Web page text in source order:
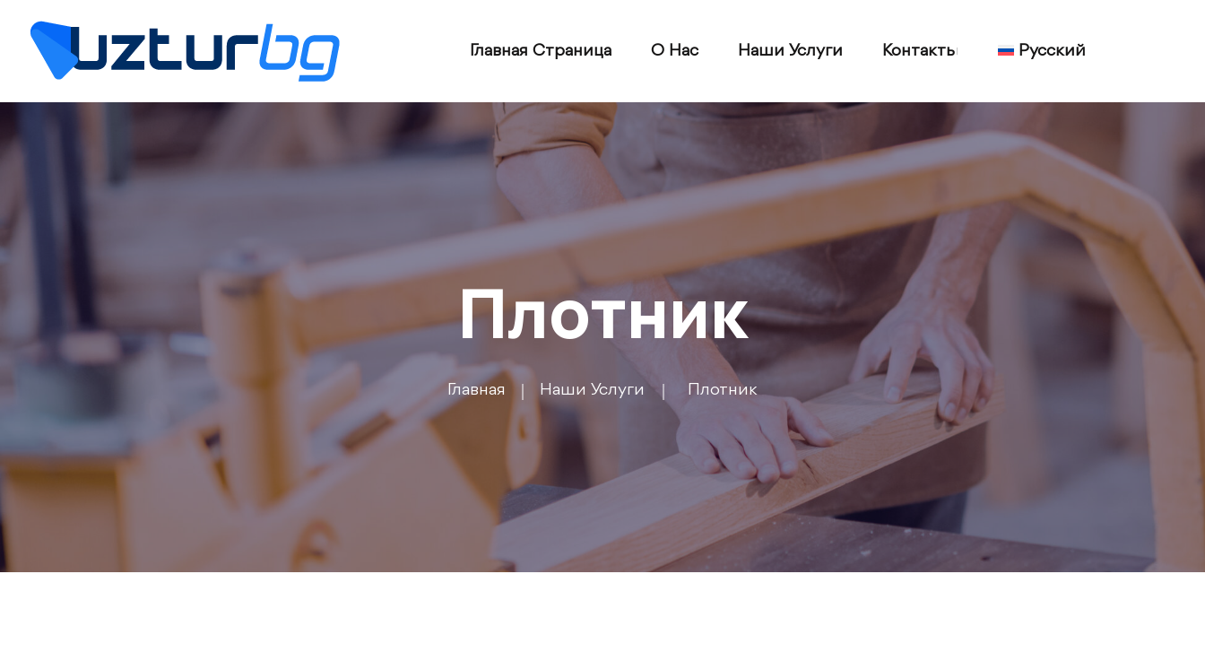
Главная Страница О Нас Наши Услуги Контакты Русский
Плотник
Главная Наши Услуги Плотник